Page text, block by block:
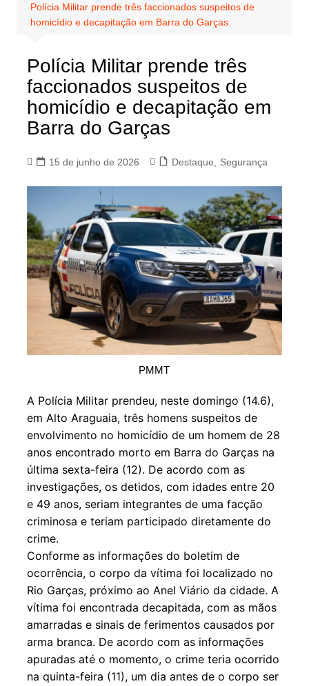
Polícia Militar prende três faccionados suspeitos de
homicídio e decapitação em Barra do Garças
Polícia Militar prende três
faccionados suspeitos de
homicídio e decapitação em
Barra do Garças
15 de junho de 2026 Destaque Segurança
PMMT
A Polícia Militar prendeu, neste domingo (14.6),
em Alto Araguaia, três homens suspeitos de
envolvimento no homicídio de um homem de 28
anos encontrado morto em Barra do Garças na
última sexta-feira (12). De acordo com as
investigações, os detidos, com idades entre 20
e 49 anos, seriam integrantes de uma facção
criminosa e teriam participado diretamente do
crime.
Conforme as informações do boletim de
ocorrência, o corpo da vítima foi localizado no
Rio Garças, próximo ao Anel Viário da cidade. A
vítima foi encontrada decapitada, com as mãos
amarradas e sinais de ferimentos causados por
arma branca. De acordo com as informações
apuradas até o momento, o crime teria ocorrido
na quinta-feira (11), um dia antes de o corpo ser